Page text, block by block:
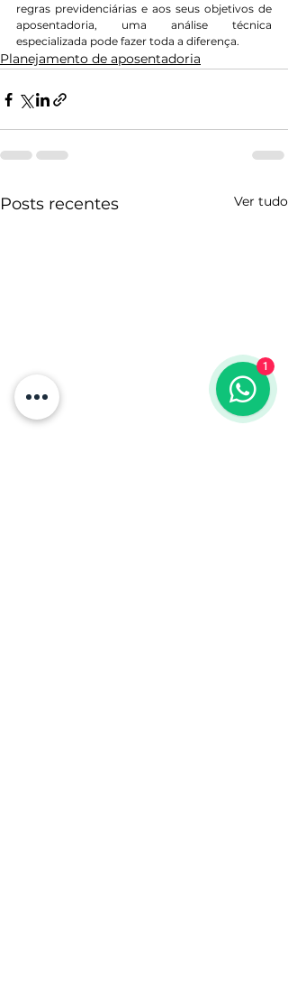
regras previdenciárias e aos seus objetivos de
aposentadoria, uma análise técnica
especializada pode fazer toda a diferença.
Planejamento de aposentadoria
Posts recentes Ver tudo
1